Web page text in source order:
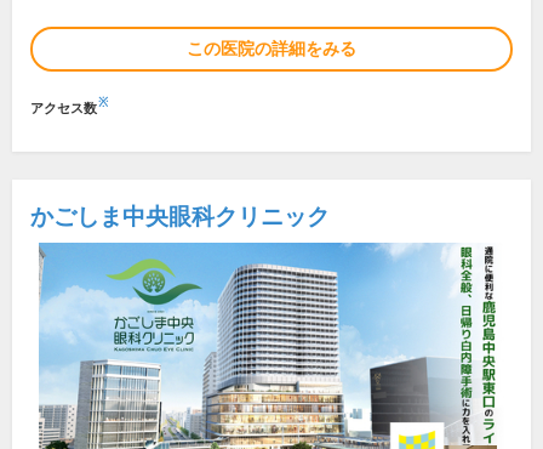
この医院の詳細をみる
アクセス数※
かごしま中央眼科クリニック